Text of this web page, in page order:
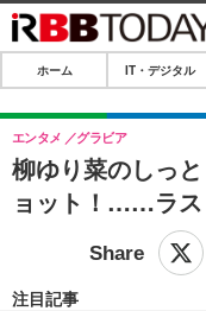
ホーム
IT・デジタル
IT・デジタルTOP
ショッピング
SPEED TEST
エンタメTOP
ホーム IT・デジタル
柳ゆり菜のしっ
ョット！……ラス
エンタメ グラビア
注目記事